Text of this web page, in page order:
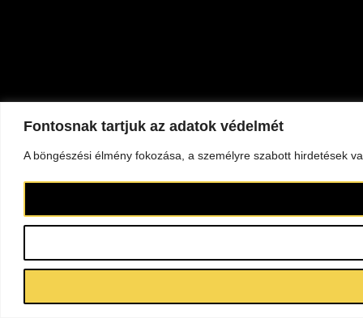
Fontosnak tartjuk az adatok védelmét
A böngészési élmény fokozása, a személyre szabott hirdetések